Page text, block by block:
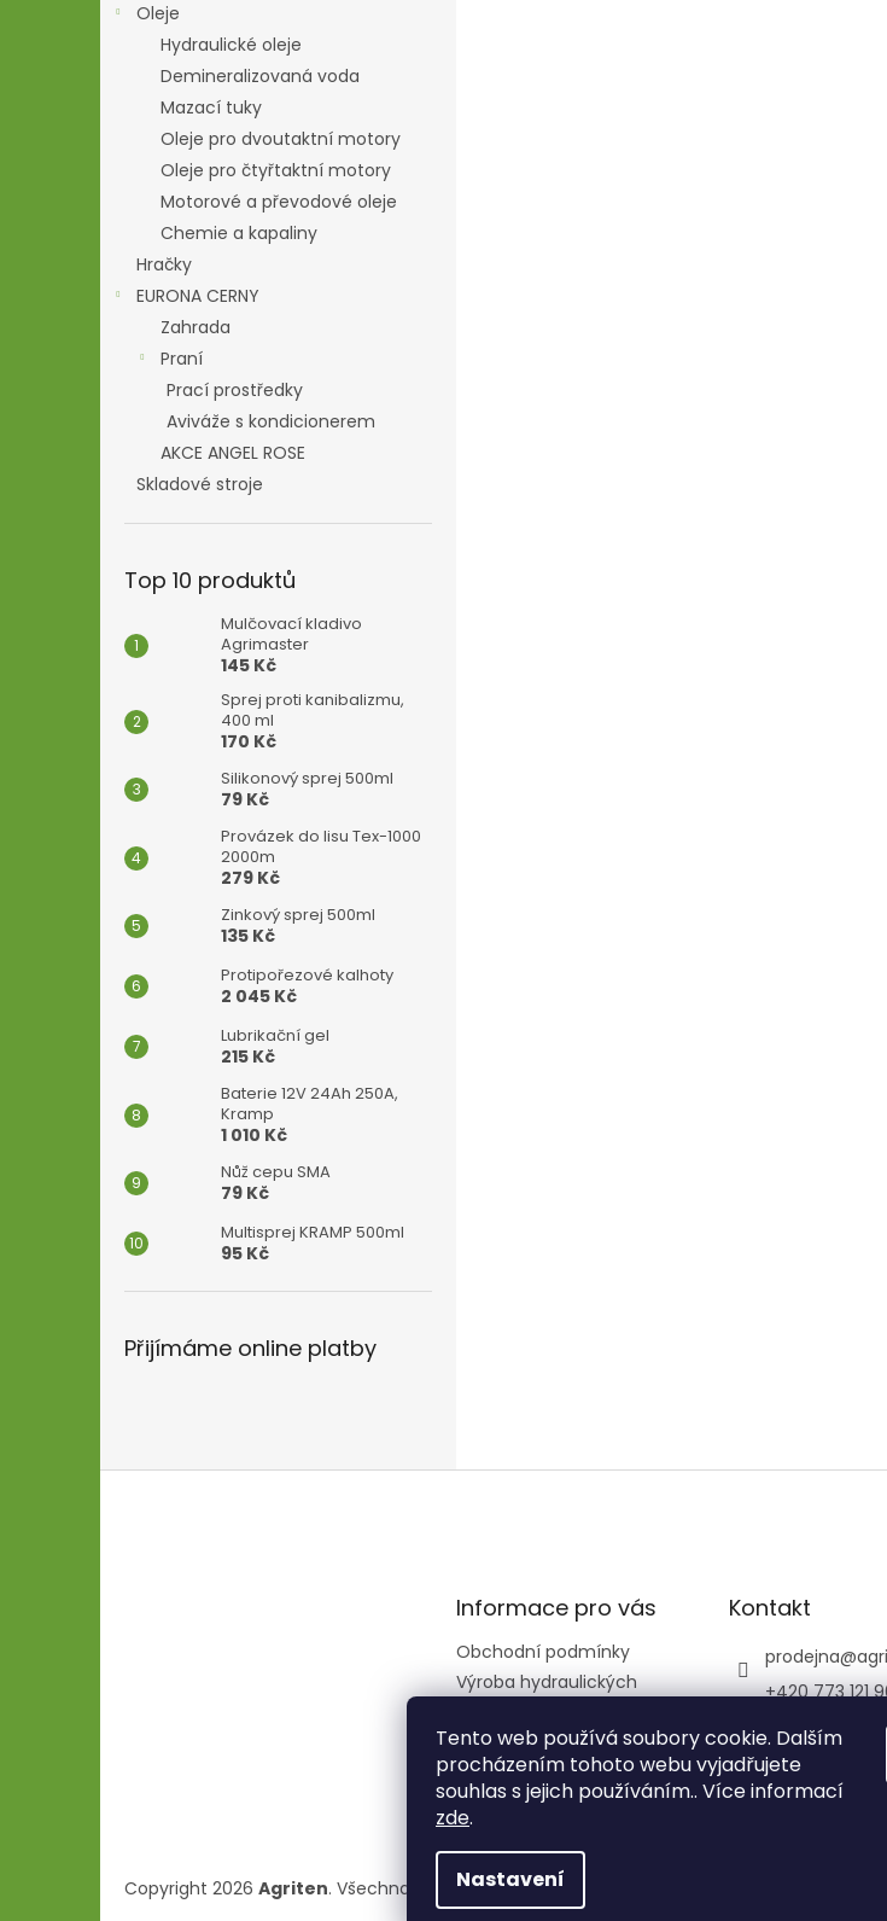
Tento web používá soubory cookie. Dalším
procházením tohoto webu vyjadřujete
souhlas s jejich používáním.. Více informací
zde.
Nastavení
Oleje
Hydraulické oleje
Demineralizovaná voda
Mazací tuky
Oleje pro dvoutaktní motory
Oleje pro čtyřtaktní motory
Motorové a převodové oleje
Chemie a kapaliny
Hračky
EURONA CERNY
Zahrada
Praní
Prací prostředky
Aviváže s kondicionerem
AKCE ANGEL ROSE
Skladové stroje
Top 10 produktů
Mulčovací kladivo
Agrimaster
145 Kč
Sprej proti kanibalizmu,
400 ml
170 Kč
Silikonový sprej 500ml
79 Kč
Provázek do lisu Tex-1000
2000m
279 Kč
Zinkový sprej 500ml
135 Kč
Protipořezové kalhoty
2 045 Kč
Lubrikační gel
215 Kč
Baterie 12V 24Ah 250A,
Kramp
1 010 Kč
Nůž cepu SMA
79 Kč
Multisprej KRAMP 500ml
95 Kč
Přijímáme online platby
Informace pro vás
Obchodní podmínky
Výroba hydraulických
Kontakt
prodejna@
+420 773 121
+420 773 121
tnov_
Copyright 2026 Agriten. Všechna práva vyhrazena.